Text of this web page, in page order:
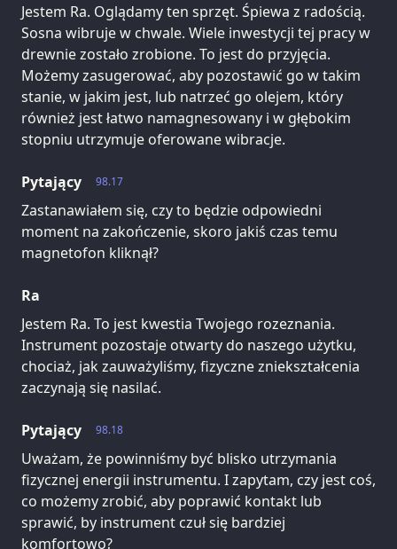
Jestem Ra. Oglądamy ten sprzęt. Śpiewa z radością.
Sosna wibruje w chwale. Wiele inwestycji tej pracy w
drewnie zostało zrobione. To jest do przyjęcia.
Możemy zasugerować, aby pozostawić go w takim
stanie, w jakim jest, lub natrzeć go olejem, który
również jest łatwo namagnesowany i w głębokim
stopniu utrzymuje oferowane wibracje.
98.17
Pytający
Zastanawiałem się, czy to będzie odpowiedni
moment na zakończenie, skoro jakiś czas temu
magnetofon kliknął?
Ra
Jestem Ra. To jest kwestia Twojego rozeznania.
Instrument pozostaje otwarty do naszego użytku,
chociaż, jak zauważyliśmy, fizyczne zniekształcenia
zaczynają się nasilać.
98.18
Pytający
Uważam, że powinniśmy być blisko utrzymania
fizycznej energii instrumentu. I zapytam, czy jest coś,
co możemy zrobić, aby poprawić kontakt lub
sprawić, by instrument czuł się bardziej
komfortowo?